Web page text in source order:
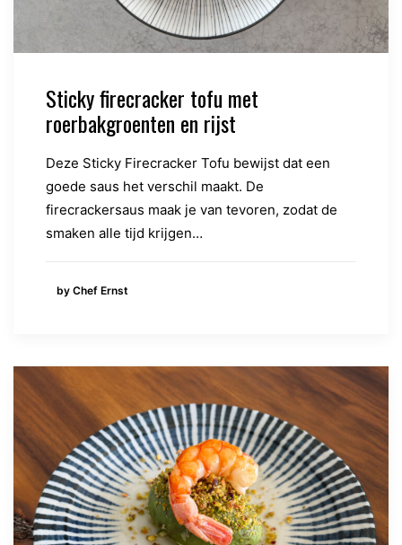
Sticky firecracker tofu met
roerbakgroenten en rijst
Deze Sticky Firecracker Tofu bewijst dat een
goede saus het verschil maakt. De
firecrackersaus maak je van tevoren, zodat de
smaken alle tijd krijgen…
by Chef Ernst